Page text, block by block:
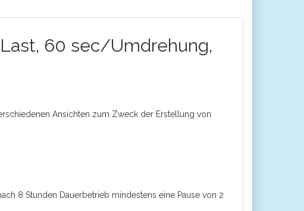
60 sec/Umdrehung,
Ansichten zum Zweck der Erstellung von
8 Stunden Dauerbetrieb mindestens eine Pause von 2